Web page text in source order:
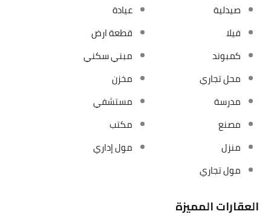
صيدلية
عيادة
فيلا
قطعة ارض
كمبوند
مبني سكني
محل تجاري
مخزن
مدرسة
مستشفي
مصنع
مكتب
منزل
مول إداري
مول تجاري
العقارات المميزة